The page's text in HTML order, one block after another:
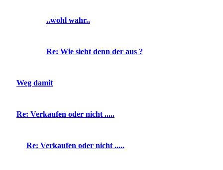
..wohl wahr..
Re: Wie sieht denn der aus ?
Weg damit
Re: Verkaufen oder nicht .....
Re: Verkaufen oder nicht .....